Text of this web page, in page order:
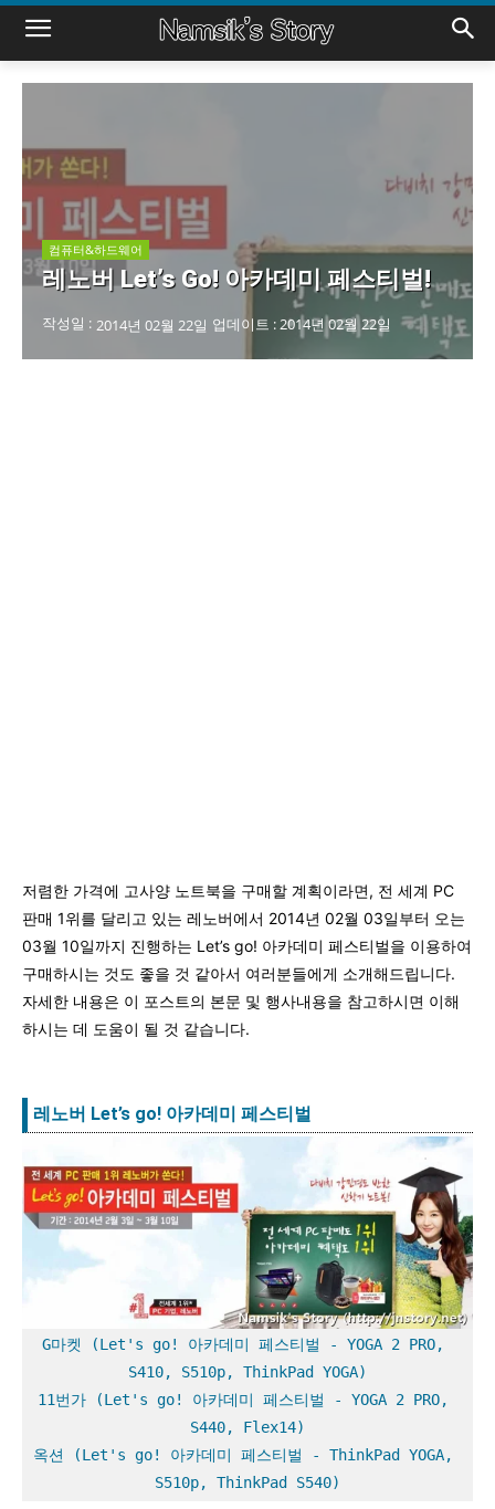
컴퓨터&하드웨어
레노버 Let’s Go! 아카데미 페스티벌!
작성일 : 2014년 02월 22일 업데이트 :2014년 02월 22일
저렴한 가격에 고사양 노트북을 구매할 계획이라면, 전 세계 PC
판매 1위를 달리고 있는 레노버에서 2014년 02월 03일부터 오는
03월 10일까지 진행하는 Let’s go! 아카데미 페스티벌을 이용하여
구매하시는 것도 좋을 것 같아서 여러분들에게 소개해드립니다.
자세한 내용은 이 포스트의 본문 및 행사내용을 참고하시면 이해
하시는 데 도움이 될 것 같습니다.
레노버 Let’s go! 아카데미 페스티벌
G마켓 (Let's go! 아카데미 페스티벌 - YOGA 2 PRO,
S410, S510p, ThinkPad YOGA)
11번가 (Let's go! 아카데미 페스티벌 - YOGA 2 PRO,
S440, Flex14)
옥션 (Let's go! 아카데미 페스티벌 - ThinkPad YOGA,
S510p, ThinkPad S540)